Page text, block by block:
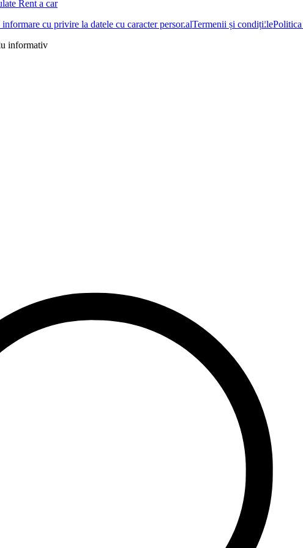
Rent a car
cu privire la datele cu caracter personalTermenii și condițiile
informativ